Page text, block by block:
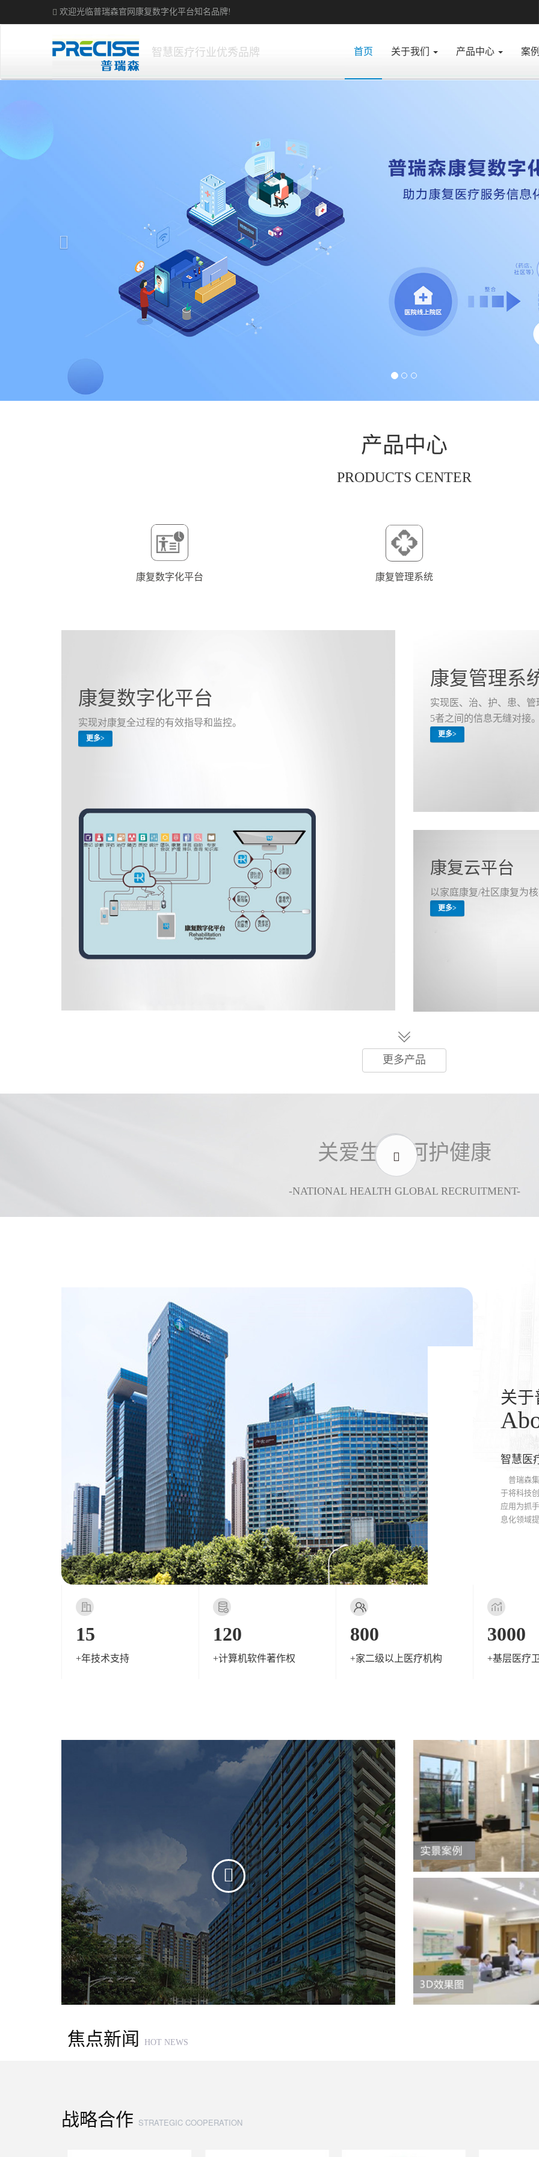
欢迎光临普瑞森官网 康复数字化平台知名品牌!
智慧医疗行业优秀品牌 首页 (current)关于我们 产品中心 案
产品中心
PRODUCTS CENTER
康复数字化平台 康复管理系统
康复数字化平台
实现对康复全过程的有效指导和监控。
更多>
康复管理系
实现医、治、护、患、管
5者之间的信息无缝对接
更多>
康复云平台
以家庭康复/社区康复为
更多>
更多产品
关爱生命 呵护健康
-NATIONAL HEALTH GLOBAL RECRUITMENT-
关于
智慧医
普瑞森集
于将科技
应用为抓
息化领域
15
+年技术支持
120
+计算机软件著作权
800
+家二级以上医疗机构
3000
+基层医疗
焦点新闻 HOT NEWS
战略合作 STRATEGIC COOPERATION